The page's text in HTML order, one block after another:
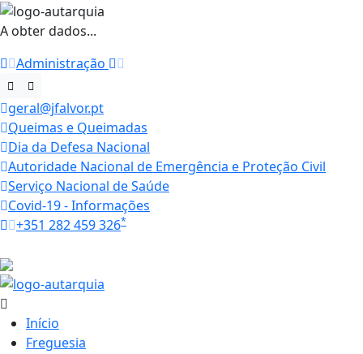
A obter dados...
Administração
geral@jfalvor.pt
Queimas e Queimadas
Dia da Defesa Nacional
Autoridade Nacional de Emergência e Proteção Civil
Serviço Nacional de Saúde
Covid-19 - Informações
+351 282 459 326*
Início
Freguesia